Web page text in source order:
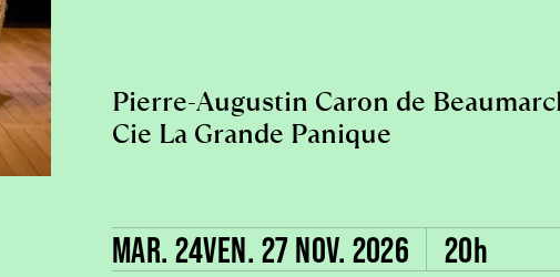
Pierre-Augustin Caron de
Cie La Grande Panique
MAR. 24VEN. 27 NOV. 2026
20h